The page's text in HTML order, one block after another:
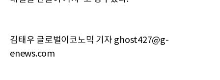
김태우 글로벌이코노믹 기자 ghost427@g-
enews.com